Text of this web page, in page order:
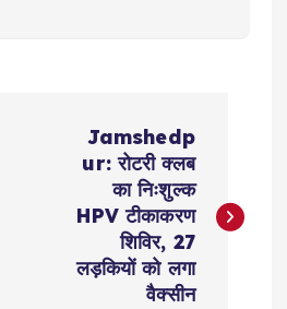
Jamshedp
ur: रोटरी क्लब
का निःशुल्क
HPV टीकाकरण
शिविर, 27
लड़कियों को लगा
वैक्सीन